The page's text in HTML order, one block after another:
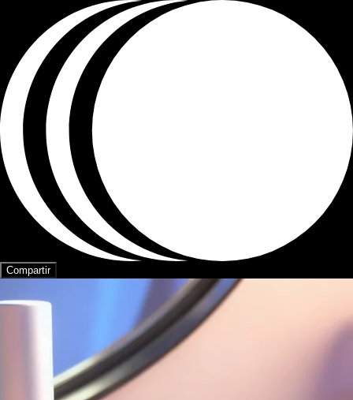
Compartir